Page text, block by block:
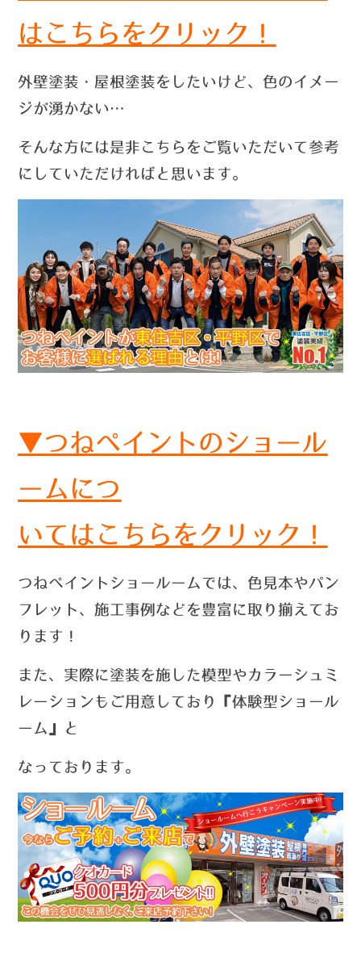
はこちらをクリック！
外壁塗装・屋根塗装をしたいけど、色のイメー
ジが湧かない…
そんな方には是非こちらをご覧いただいて参考
にしていただければと思います。
▼つねペイントのショール
ームにつ
いては こちらをクリック！
つねペイントショールームでは、色見本やパン
フレット、施工事例などを豊富に取り揃えてお
ります！
また、実際に塗装を施した模型やカラーシュミ
レーションもご用意しており『体験型ショール
ーム』と
なっております。